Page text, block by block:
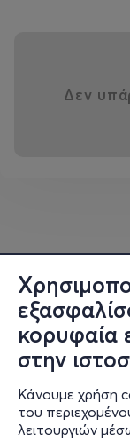
κορυφαία
στην
Κάνουμε χρήση
του
λειτουργιών
Δεν